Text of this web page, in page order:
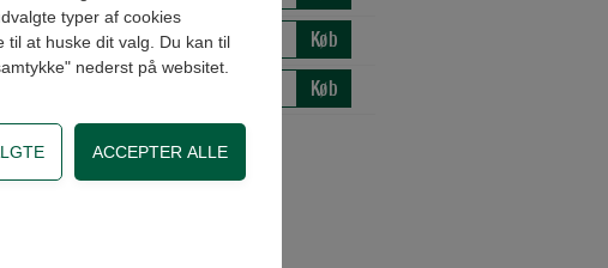
Pris: 1.008,78 DKK ex moms Køb
Køb
typer af cookies
at huske dit valg. Du kan til
nederst på websitet.
adgangskontrol